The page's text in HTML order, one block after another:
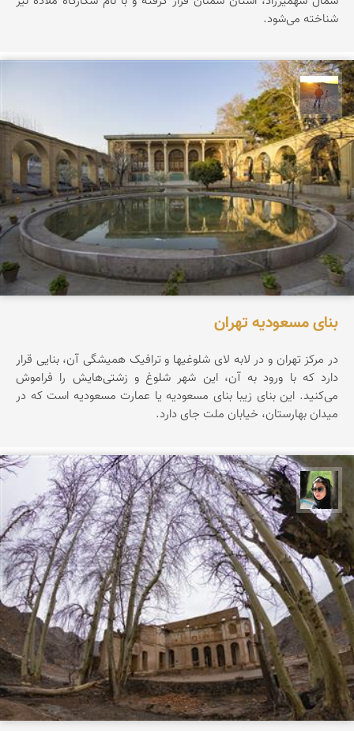
شناخته می‌شود.
مهدی مخلصیان
بنای مسعودیه تهران
در مرکز تهران و در لابه لای شلوغیها و ترافیک همیشگی آن، بنایی قرار
دارد که با ورود به آن، این شهر شلوغ و زشتی‌هایش را فراموش
می‌کنید. این بنای زیبا بنای مسعودیه یا عمارت مسعودیه است که در
میدان بهارستان، خیابان ملت جای دارد.
سپیده اصلان